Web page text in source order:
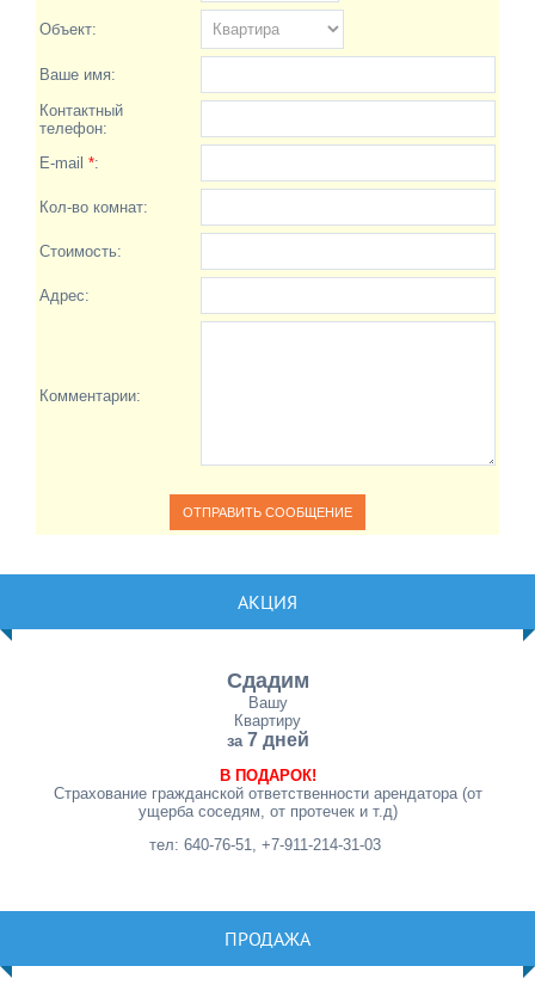
Объект:
Ваше имя:
Контактный
телефон:
E-mail *:
Кол-во комнат:
Стоимость:
Адрес:
Комментарии:
АКЦИЯ
Сдадим
Вашу
Квартиру
за 7 дней
В ПОДАРОК!
Страхование гражданской ответственности арендатора (от
ущерба соседям, от протечек и т.д)
тел: 640-76-51, +7-911-214-31-03
ПРОДАЖА